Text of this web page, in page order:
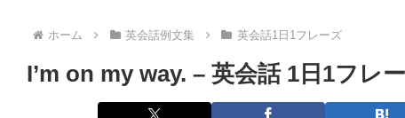
ホーム 英会話例文集 英会話1日1フレーズ
I’m on my way. – 英会話 1日1フレ